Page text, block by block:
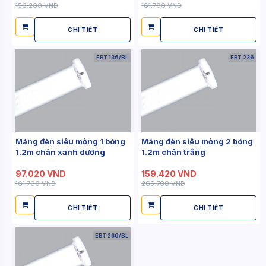
150.200 VND
CHI TIẾT
161.700 VND
CHI TIẾT
EBT 136/BL
Máng đèn siêu mỏng 1 bóng
1.2m chân xanh dương
97.020 VND
161.700 VND
CHI TIẾT
EBT 236
Máng đèn siêu mỏng 2 bóng
1.2m chân trắng
159.420 VND
265.700 VND
CHI TIẾT
EBT 236/BL